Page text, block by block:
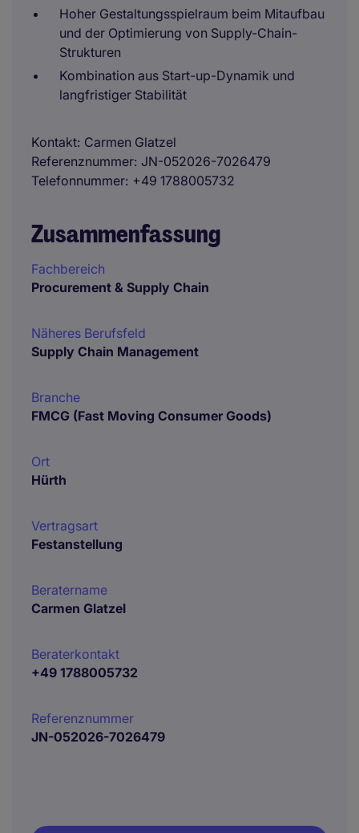
Hoher Gestaltungsspielraum beim Mitaufbau
und der Optimierung von Supply-Chain-
Strukturen
Kombination aus Start-up-Dynamik und
langfristiger Stabilität
Kontakt Carmen Glatzel
Referenznummer JN-052026-7026479
Telefonnummer +49 1788005732
Zusammenfassung
Fachbereich
Procurement & Supply Chain
Näheres Berufsfeld
Supply Chain Management
Branche
FMCG (Fast Moving Consumer Goods)
Ort
Hürth
Vertragsart
Festanstellung
Beratername
Carmen Glatzel
Beraterkontakt
+49 1788005732
Referenznummer
JN-052026-7026479